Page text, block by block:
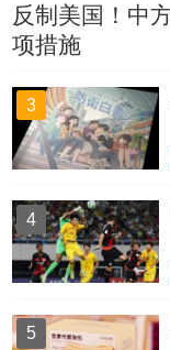
反制美国！中
项措施
3
4
5